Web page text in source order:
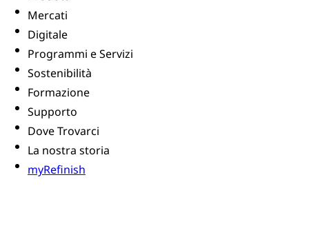
Mercati
Digitale
Programmi e Servizi
Sostenibilità
Formazione
Supporto
Dove Trovarci
La nostra storia
myRefinish